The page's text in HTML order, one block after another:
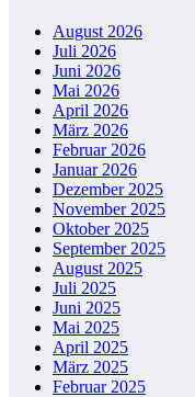
August 2026
Juli 2026
Juni 2026
Mai 2026
April 2026
März 2026
Februar 2026
Januar 2026
Dezember 2025
November 2025
Oktober 2025
September 2025
August 2025
Juli 2025
Juni 2025
Mai 2025
April 2025
März 2025
Februar 2025